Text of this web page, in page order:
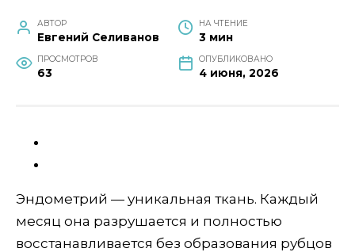
АВТОР
Евгений Селиванов
НА ЧТЕНИЕ
3 мин
ПРОСМОТРОВ
63
ОПУБЛИКОВАНО
4 июня, 2026
Эндометрий — уникальная ткань. Каждый
месяц она разрушается и полностью
восстанавливается без образования рубцов